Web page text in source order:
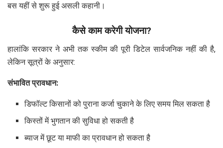
बस यहीं से शुरू हुई असली कहानी।
कैसे काम करेगी योजना?
हालांकि सरकार ने अभी तक स्कीम की पूरी डिटेल सार्वजनिक नहीं की है,
लेकिन सूत्रों के अनुसार:
संभावित प्रावधान:
डिफॉल्ट किसानों को पुराना कर्जा चुकाने के लिए समय मिल सकता है
किस्तों में भुगतान की सुविधा हो सकती है
ब्याज में छूट या माफी का प्रावधान हो सकता है